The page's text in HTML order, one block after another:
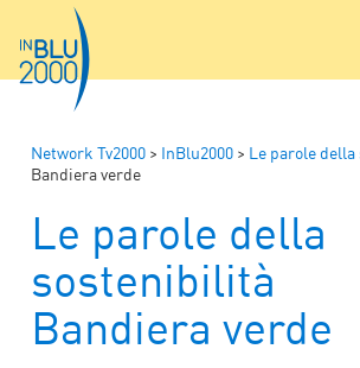
Network Tv2000 > InBlu2000 > Le parole
Bandiera verde
Le parole della
sostenibilità
Bandiera verde